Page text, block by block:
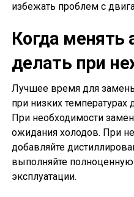
избежать проблем с
Когда менять
делать при
Лучшее время для
при низких температурах
При необходимости
ожидания холодов. При
добавляйте
выполняйте
эксплуатации.